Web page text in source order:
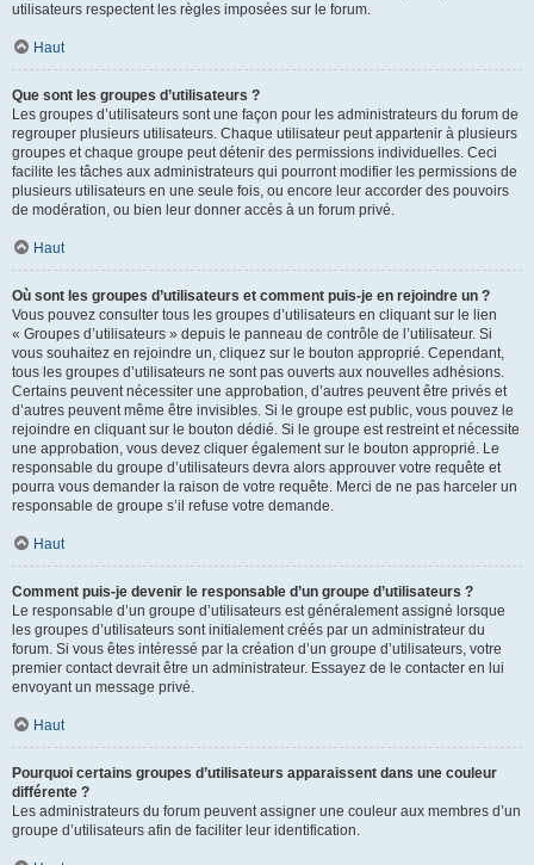
utilisateurs respectent les règles imposées sur le forum.
Haut
Que sont les groupes d’utilisateurs ?
Les groupes d’utilisateurs sont une façon pour les administrateurs du forum de
regrouper plusieurs utilisateurs. Chaque utilisateur peut appartenir à plusieurs
groupes et chaque groupe peut détenir des permissions individuelles. Ceci
facilite les tâches aux administrateurs qui pourront modifier les permissions de
plusieurs utilisateurs en une seule fois, ou encore leur accorder des pouvoirs
de modération, ou bien leur donner accès à un forum privé.
Haut
Où sont les groupes d’utilisateurs et comment puis-je en rejoindre un ?
Vous pouvez consulter tous les groupes d’utilisateurs en cliquant sur le lien
« Groupes d’utilisateurs » depuis le panneau de contrôle de l’utilisateur. Si
vous souhaitez en rejoindre un, cliquez sur le bouton approprié. Cependant,
tous les groupes d’utilisateurs ne sont pas ouverts aux nouvelles adhésions.
Certains peuvent nécessiter une approbation, d’autres peuvent être privés et
d’autres peuvent même être invisibles. Si le groupe est public, vous pouvez le
rejoindre en cliquant sur le bouton dédié. Si le groupe est restreint et nécessite
une approbation, vous devez cliquer également sur le bouton approprié. Le
responsable du groupe d’utilisateurs devra alors approuver votre requête et
pourra vous demander la raison de votre requête. Merci de ne pas harceler un
responsable de groupe s’il refuse votre demande.
Haut
Comment puis-je devenir le responsable d’un groupe d’utilisateurs ?
Le responsable d’un groupe d’utilisateurs est généralement assigné lorsque
les groupes d’utilisateurs sont initialement créés par un administrateur du
forum. Si vous êtes intéressé par la création d’un groupe d’utilisateurs, votre
premier contact devrait être un administrateur. Essayez de le contacter en lui
envoyant un message privé.
Haut
Pourquoi certains groupes d’utilisateurs apparaissent dans une couleur
différente ?
Les administrateurs du forum peuvent assigner une couleur aux membres d’un
groupe d’utilisateurs afin de faciliter leur identification.